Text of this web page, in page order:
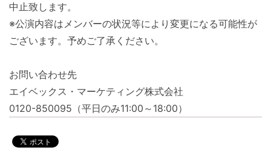
中止致します。
※公演内容はメンバーの状況等により変更になる可能性が
ございます。予めご了承ください。
お問い合わせ先
エイベックス・マーケティング株式会社
0120-850095（平日のみ11:00～18:00）